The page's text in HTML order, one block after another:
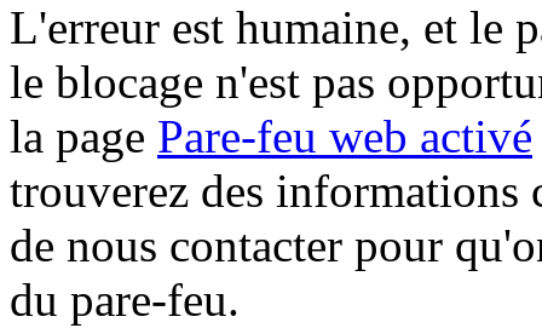
L'erreur est humaine, et le
le blocage n'est pas
la page Pare-feu web activé
trouverez des informations
de nous contacter pour
du pare-feu.